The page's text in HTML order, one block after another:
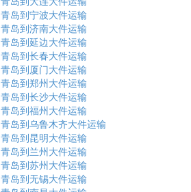
青岛到宁波大件运输
青岛到济南大件运输
青岛到延边大件运输
青岛到长春大件运输
青岛到厦门大件运输
青岛到郑州大件运输
青岛到长沙大件运输
青岛到福州大件运输
青岛到乌鲁木齐大件运输
青岛到昆明大件运输
青岛到兰州大件运输
青岛到苏州大件运输
青岛到无锡大件运输